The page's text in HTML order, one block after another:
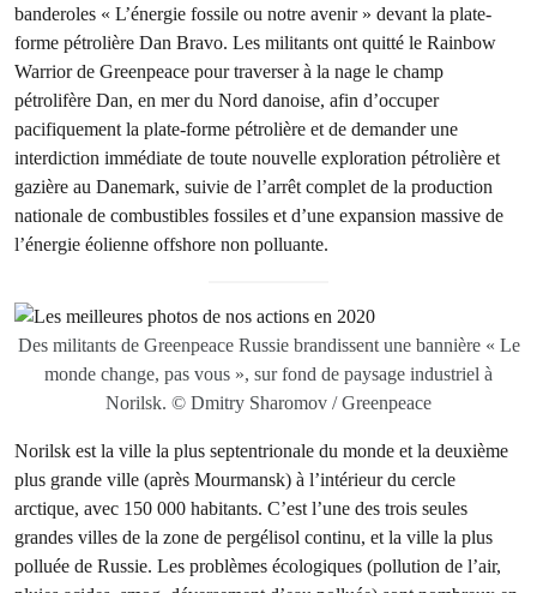
banderoles « L’énergie fossile ou notre avenir » devant la plate-
forme pétrolière Dan Bravo. Les militants ont quitté le Rainbow
Warrior de Greenpeace pour traverser à la nage le champ
pétrolifère Dan, en mer du Nord danoise, afin d’occuper
pacifiquement la plate-forme pétrolière et de demander une
interdiction immédiate de toute nouvelle exploration pétrolière et
gazière au Danemark, suivie de l’arrêt complet de la production
nationale de combustibles fossiles et d’une expansion massive de
l’énergie éolienne offshore non polluante.
Des militants de Greenpeace Russie brandissent une bannière « Le
monde change, pas vous », sur fond de paysage industriel à
Norilsk. © Dmitry Sharomov / Greenpeace
Norilsk est la ville la plus septentrionale du monde et la deuxième
plus grande ville (après Mourmansk) à l’intérieur du cercle
arctique, avec 150 000 habitants. C’est l’une des trois seules
grandes villes de la zone de pergélisol continu, et la ville la plus
polluée de Russie. Les problèmes écologiques (pollution de l’air,